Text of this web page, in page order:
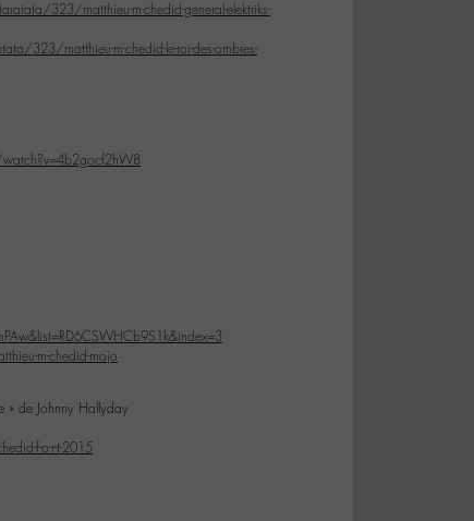
323/matthieu-m-chedid-general-elektriks-
323/matthieu-m-chedid-le-roi-des-ombres-
m-chedid-mojo
» de Johnny Hallyday
f-o-r-t-2015